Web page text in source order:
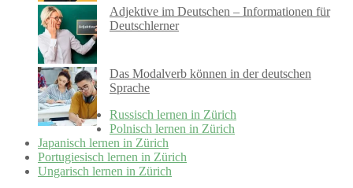
Adjektive im Deutschen – Informationen für
Deutschlerner
Das Modalverb können in der deutschen
Sprache
Russisch lernen in Zürich
Polnisch lernen in Zürich
Japanisch lernen in Zürich
Portugiesisch lernen in Zürich
Ungarisch lernen in Zürich